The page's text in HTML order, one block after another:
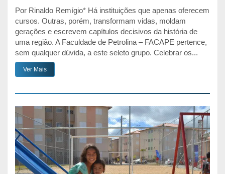
Por Rinaldo Remígio* Há instituições que apenas oferecem
cursos. Outras, porém, transformam vidas, moldam
gerações e escrevem capítulos decisivos da história de
uma região. A Faculdade de Petrolina – FACAPE pertence,
sem qualquer dúvida, a este seleto grupo. Celebrar os...
Ver Mais